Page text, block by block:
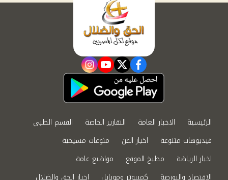
facebook
twitter
youtube
instagram
الرئيسية الاخبار العامة التقارير الخاصة
القسم الطبي
فيديوهات متنوعة
اخبار الفن
منوعات مسيحية
اخبار الرياضة
مطبخ الموقع
مواضيع عامة
الاقتصاد والبورصة
كمبيوتر وموبايل اخبار الحق والضلال